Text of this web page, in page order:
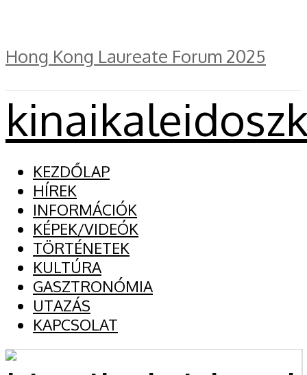
Hong Kong Laureate Forum 2025
KEZDŐLAP
HÍREK
INFORMÁCIÓK
KÉPEK/VIDEÓK
TÖRTÉNETEK
KULTÚRA
GASZTRONÓMIA
UTAZÁS
KAPCSOLAT